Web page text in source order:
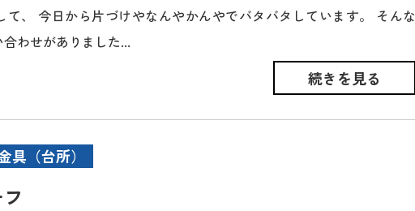
て、 今日から片づけやなんやかんやでバタバタしています。 そんな
わせがありました...
続きを見る
具（台所）